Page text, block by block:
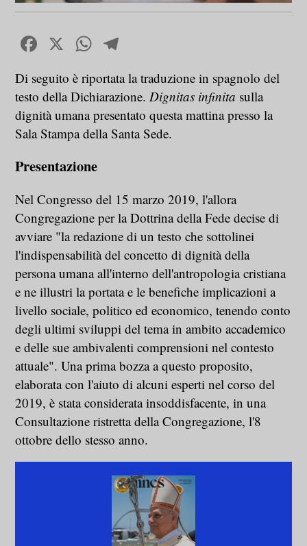
Facebook
X WhatsApp
Di seguito è riportata la traduzione in spagnolo del
testo della Dichiarazione. Dignitas infinita sulla
dignità umana presentato questa mattina presso la
Sala Stampa della Santa Sede.
Presentazione
Nel Congresso del 15 marzo 2019, l'allora
Congregazione per la Dottrina della Fede decise di
avviare "la redazione di un testo che sottolinei
l'indispensabilità del concetto di dignità della
persona umana all'interno dell'antropologia cristiana
e ne illustri la portata e le benefiche implicazioni a
livello sociale, politico ed economico, tenendo conto
degli ultimi sviluppi del tema in ambito accademico
e delle sue ambivalenti comprensioni nel contesto
attuale". Una prima bozza a questo proposito,
elaborata con l'aiuto di alcuni esperti nel corso del
2019, è stata considerata insoddisfacente, in una
Consultazione ristretta della Congregazione, l'8
ottobre dello stesso anno.